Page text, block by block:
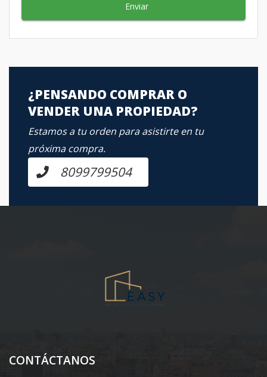
Enviar
¿PENSANDO COMPRAR O
VENDER UNA PROPIEDAD?
Estamos a tu orden para asistirte en tu
próxima compra.
8099799504
CONTÁCTANOS